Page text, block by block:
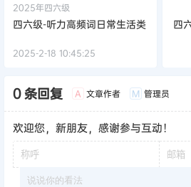
2025年四六级
四六级-听力高频词日常生活类
2025-2-18 10:45:25
四
0 条回复 A 文章作者 M 管理员
欢迎您，新朋友，感谢参与互动！